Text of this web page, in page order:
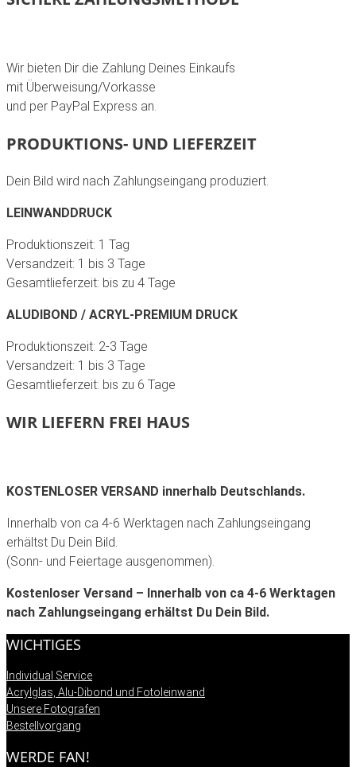
Wir bieten Dir die Zahlung Deines Einkaufs
mit Überweisung/Vorkasse
und per PayPal Express an.
PRODUKTIONS- UND LIEFERZEIT
Dein Bild wird nach Zahlungseingang produziert.
LEINWANDDRUCK
Produktionszeit: 1 Tag
Versandzeit: 1 bis 3 Tage
Gesamtlieferzeit: bis zu 4 Tage
ALUDIBOND / ACRYL-PREMIUM DRUCK
Produktionszeit: 2-3 Tage
Versandzeit: 1 bis 3 Tage
Gesamtlieferzeit: bis zu 6 Tage
WIR LIEFERN FREI HAUS
KOSTENLOSER VERSAND innerhalb Deutschlands.
Innerhalb von ca 4-6 Werktagen nach Zahlungseingang
erhältst Du Dein Bild.
(Sonn- und Feiertage ausgenommen).
Kostenloser Versand – Innerhalb von ca 4-6 Werktagen
nach Zahlungseingang erhältst Du Dein Bild.
WICHTIGES
Individual Service
Acrylglas, Alu-Dibond und Fotoleinwand
Unsere Fotografen
Bestellvorgang
WERDE FAN!